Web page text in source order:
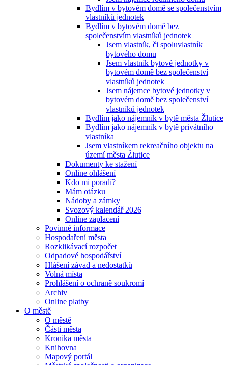
Bydlím v bytovém domě se společenstvím
vlastníků jednotek
Bydlím v bytovém domě bez
společenstvím vlastníků jednotek
Jsem vlastník, či spoluvlastník
bytového domu
Jsem vlastník bytové jednotky v
bytovém domě bez společenství
vlastníků jednotek
Jsem nájemce bytové jednotky v
bytovém domě bez společenství
vlastníků jednotek
Bydlím jako nájemník v bytě města Žlutice
Bydlím jako nájemník v bytě privátního
vlastníka
Jsem vlastníkem rekreačního objektu na
území města Žlutice
Dokumenty ke stažení
Online ohlášení
Kdo mi poradí?
Mám otázku
Nádoby a zámky
Svozový kalendář 2026
Online zaplacení
Povinné informace
Hospodaření města
Rozklikávací rozpočet
Odpadové hospodářství
Hlášení závad a nedostatků
Volná místa
Prohlášení o ochraně soukromí
Archiv
Online platby
O městě
O městě
Části města
Kronika města
Knihovna
Mapový portál